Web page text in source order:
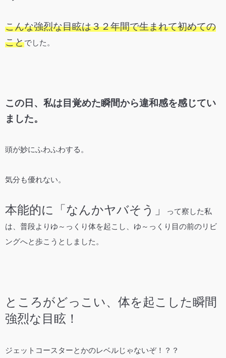
こんな強烈な目眩は３２年間で生まれて初めての
ことでした。
この日、私は目覚めた瞬間から違和感を感じてい
ました。
頭が妙にふわふわする。
気分も優れない。
本能的に「なんかヤバそう」
って察した私
は、普段よりゆ～っくり体を起こし、ゆ～っくり目の前のリビ
ングへと歩こうとしました。
ところがどっこい、体を起こした瞬間
強烈な目眩！
ジェットコースターとかのレベルじゃないぞ！？？